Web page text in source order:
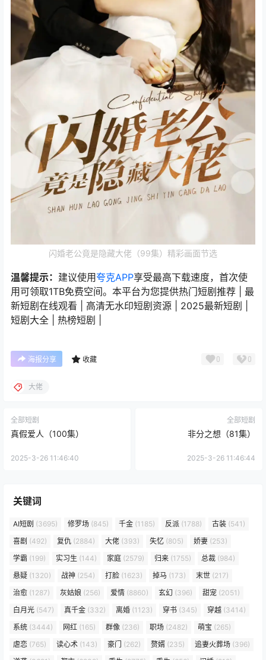
闪婚老公竟是隐藏大佬（99集）精彩画面节选
温馨提示： 建议使用夸克APP享受最高下载速度，首次使
用可领取1TB免费空间。本平台为您提供热门短剧推荐 | 最
新短剧在线观看 | 高清无水印短剧资源 | 2025最新短剧 |
短剧大全 | 热榜短剧 |
海报分享 收藏 0 0
大佬
全部短剧
真假爱人（100集）
2025-3-26 11:46:40
全部短剧
非分之想（81集）
2025-3-26 11:46:44
关键词
AI短剧 (3695) 修罗场 (845) 千金 (1185) 反派 (1788) 古装 (541)
喜剧 (492) 复仇 (2884) 大佬 (393) 失忆 (805) 娇妻 (253)
学霸 (199) 实习生 (144) 家庭 (2579) 归来 (1755) 总裁 (984)
悬疑 (1320) 战神 (254) 打脸 (1623) 掉马 (173) 末世 (217)
治愈 (1287) 灰姑娘 (256) 爱情 (8860) 玄幻 (396) 甜宠 (2051)
白月光 (547) 真千金 (332) 离婚 (1123) 穿书 (345) 穿越 (3414)
系统 (3444) 网红 (165) 群像 (236) 职场 (2482) 萌宝 (265)
虐恋 (765) 读心术 (143) 豪门 (262) 赘婿 (235) 追妻火葬场 (396)